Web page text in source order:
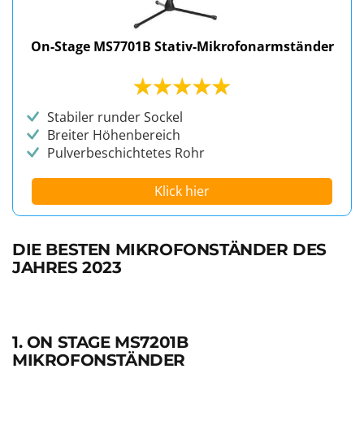
On-Stage MS7701B Stativ-Mikrofonarmständer
Stabiler runder Sockel
Breiter Höhenbereich
Pulverbeschichtetes Rohr
Klick hier
DIE BESTEN MIKROFONSTÄNDER DES
JAHRES 2023
1. ON STAGE MS7201B
MIKROFONSTÄNDER